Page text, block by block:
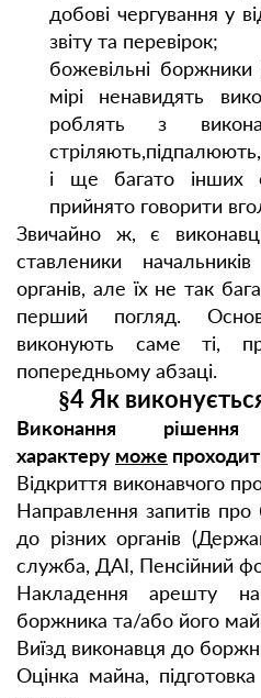
добові чергування у
звіту та перевірок;
божевільні боржники
мірі ненавидять
роблять з
стріляють,
і ще багато інших
прийнято говорити
Звичайно ж, є
ставленики
органів, але їх не так
перший погляд.
виконують саме ті,
попередньому абзаці.
§4 Як
Виконання
характеру може
Відкриття виконавчого
Направлення запитів
до різних органів
служба, ДАІ, Пенсійний
Накладення арешту
боржника та/або його
Виїзд виконавця до
Оцінка майна, підготовка